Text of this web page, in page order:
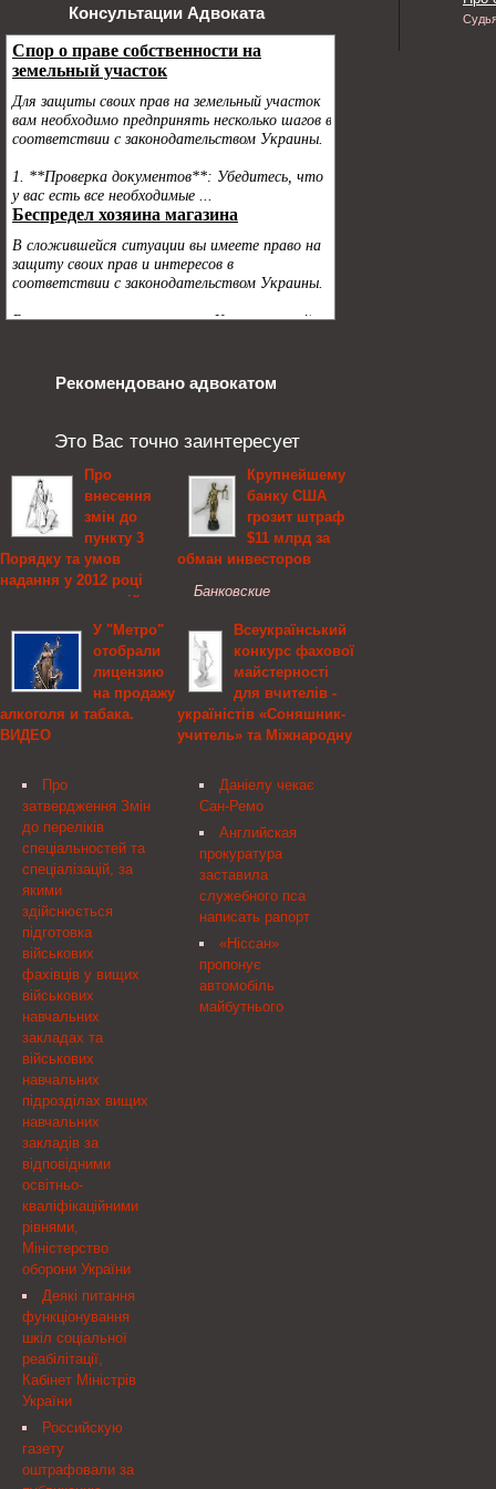
Консультации Адвоката
Рекомендовано адвокатом
Это Вас точно заинтересует
Про
внесення
змін до
пункту 3
Порядку та умов
надання у 2012 році
державних гарантій для
фінансування проектів
у сфері сільського
господарства, Кабінет
Міністрів України
Про внесення змін до
пункту 3 Порядку та
державних гарантій для
фінансування проектів у
сфері сільського
господарства Кабінет
Міністрів України
постановляє:
У "Метро"
отобрали
лицензию
на продажу
алкоголя и табака.
ВИДЕО
столичных
гипермаркетов сети
"Метро" Кэш энд Керри,
что на Большой
Окружной 18,
аннулировали лицензию
на продажу табака и
алкоголя. Источники
сообщают, что
произошло это из-за ...
Про
затвердження Змін
до переліків
спеціальностей та
спеціалізацій, за
якими
здійснюється
підготовка
військових
фахівців у вищих
військових
навчальних
закладах та
військових
навчальних
підрозділах вищих
навчальних
закладів за
відповідними
освітньо-
кваліфікаційними
рівнями,
Міністерство
оборони України
Деякі питання
функціонування
шкіл соціальної
реабілітації,
Кабінет Міністрів
України
Российскую
газету
оштрафовали за
Крупнейшему
банку США
грозит штраф
$11 млрд за
обман инвесторов
Банковские
намерены увеличить
сумму, которую банк
JPMorgan Chase должен
выплатить для
внесудебного
урегулирования
ипотечными ценными
бумагами до $11 млрд. ...
Всеукраїнський
конкурс фахової
майстерності
для вчителів -
україністів «Соняшник-
учитель» та Міжнародну
«Геліантус»,
Міністерство освіти і
України
Зареєстровано в
Міністерстві юстиції
України 30 жовтня 2012
р. за № 1811/22123 Про
про Всеукраїнську
українознавчу гру
«Соняшник»,
Даніелу чекає
Сан-Ремо
Английская
прокуратура
заставила
служебного пса
написать рапорт
«Ніссан»
пропонує
автомобіль
майбутнього